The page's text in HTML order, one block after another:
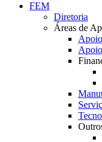
FEM
Diretoria
Áreas de